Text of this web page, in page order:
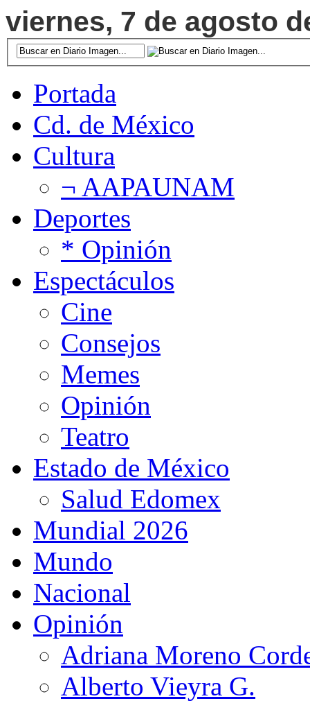
viernes, 7 de agosto
Portada
Cd. de México
Cultura
¬ AAPAUNAM
Deportes
* Opinión
Espectáculos
Cine
Consejos
Memes
Opinión
Teatro
Estado de México
Salud Edomex
Mundial 2026
Mundo
Nacional
Opinión
Adriana Moreno
Alberto Vieyra G.